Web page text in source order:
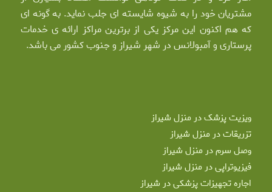
مشتریان خود را به شیوه شایسته ای جلب نماید. به گونه ای
که هم اکنون این مرکز یکی از برترین مراکز ارائه ی خدمات
پرستاری و آمبولانس در شهر شیراز و جنوب کشور می باشد.
ویزیت پزشک در منزل شیراز
تزریقات در منزل شیراز
وصل سرم در منزل شیراز
فیزیوتراپی در منزل شیراز
اجاره تجهیزات پزشکی در شیراز